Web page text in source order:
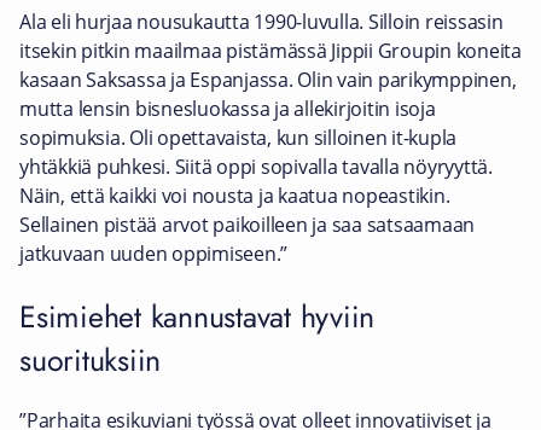
Ala eli hurjaa nousukautta 1990-luvulla. Silloin reissasin
itsekin pitkin maailmaa pistämässä Jippii Groupin koneita
kasaan Saksassa ja Espanjassa. Olin vain parikymppinen,
mutta lensin bisnesluokassa ja allekirjoitin isoja
sopimuksia. Oli opettavaista, kun silloinen it-kupla
yhtäkkiä puhkesi. Siitä oppi sopivalla tavalla nöyryyttä.
Näin, että kaikki voi nousta ja kaatua nopeastikin.
Sellainen pistää arvot paikoilleen ja saa satsaamaan
jatkuvaan uuden oppimiseen.”
Esimiehet kannustavat hyviin
suorituksiin
”Parhaita esikuviani työssä ovat olleet innovatiiviset ja